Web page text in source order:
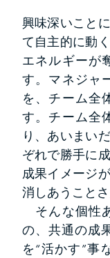
興味深いこと
て自主的に動
エネルギーが
す。マネジャ
を、チーム全
す。チーム全
り、あいまい
ぞれで勝手に
成果イメージ
消しあうことさ
そんな個性
の、共通の成
を“活かす”事